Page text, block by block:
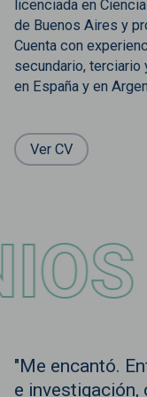
licenciada en
de Buenos Aires y
Cuenta con
secundario, terciario
en España y en
Ver CV
—
"Me encantó.
e